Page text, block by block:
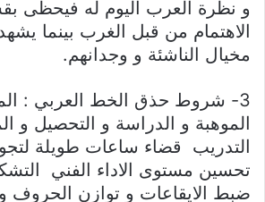
و نظرة العرب اليوم له فيحظى
الاهتمام من قبل الغرب بينما
مخيال الناشئة و وجدانهم.
3- شروط حذق الخط العربي :
الموهبة و الدراسة و التحصيل و
التدريب قضاء ساعات طويلة
تحسين مستوى الاداء الفني
ضبط الايقاعات و توازن الحروف و